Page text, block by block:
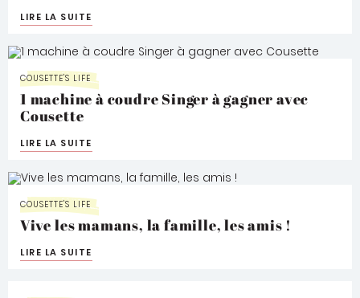
LIRE LA SUITE
COUSETTE'S LIFE
1 machine à coudre Singer à gagner avec
Cousette
LIRE LA SUITE
COUSETTE'S LIFE
Vive les mamans, la famille, les amis !
LIRE LA SUITE